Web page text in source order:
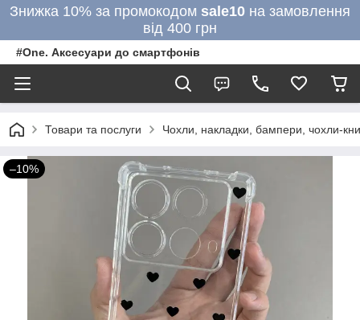
Знижка 10% за промокодом sale10 на замовлення
від 400 грн
#One. Аксесуари до смартфонів
Товари та послуги Чохли, накладки, бампери, чохли-
–10%